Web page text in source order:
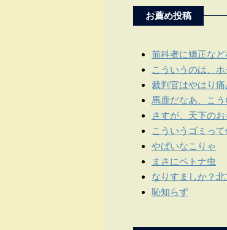
お薦め投稿
前科者に矯正な
こういうのは、
裁判官はやはり
馬鹿だなあ、こ
さすが、天下の
こういうゴミっ
やばいなこりゃ
まさにベトナ虫
なりすましか？
恥知らず